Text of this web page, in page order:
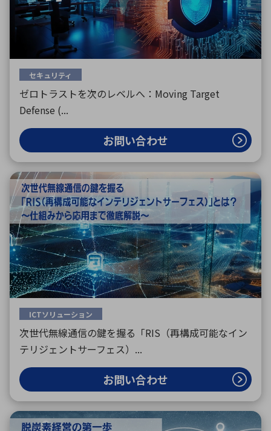
セキュリティ
ゼロトラストを次のレベルへ：Moving Target
Defense (...
お問い合わせ
ICTソリューション
次世代無線通信の鍵を握る「RIS（再構成可能なイン
テリジェントサーフェス）...
お問い合わせ